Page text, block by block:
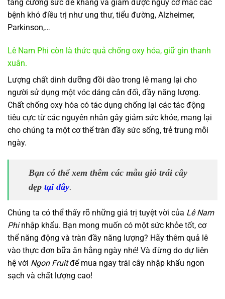
tăng cường sức đề kháng và giảm được nguy cơ mắc các
bệnh khó điều trị như ung thư, tiểu đường, Alzheimer,
Parkinson,…
Lê Nam Phi còn là thức quả chống oxy hóa, giữ gìn thanh
xuân.
Lượng chất dinh dưỡng đồi dào trong lê mang lại cho
người sử dụng một vóc dáng cân đối, đầy năng lượng.
Chất chống oxy hóa có tác dụng chống lại các tác động
tiêu cực từ các nguyên nhân gây giảm sức khỏe, mang lại
cho chúng ta một cơ thể tràn đầy sức sống, trẻ trung mỗi
ngày.
Bạn có thể xem thêm các mẫu giỏ trái cây
đẹp tại đây.
Chúng ta có thể thấy rõ những giá trị tuyệt vời của Lê Nam
Phinhập khẩu. Bạn mong muốn có một sức khỏe tốt, cơ
thể năng động và tràn đầy năng lượng? Hãy thêm quả lê
vào thực đơn bữa ăn hằng ngày nhé! Và đừng do dự liên
hệ với Ngon Fruitđể mua ngay trái cây nhập khẩu ngon
sạch và chất lượng cao!